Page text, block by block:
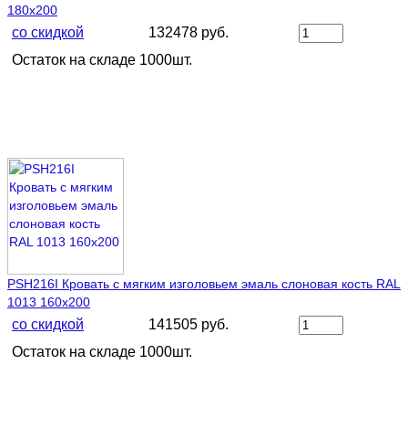
180х200
со скидкой
132478 руб.
Остаток на складе 1000шт.
PSH216I Кровать с мягким изголовьем эмаль слоновая кость RAL
1013 160х200
со скидкой
141505 руб.
Остаток на складе 1000шт.